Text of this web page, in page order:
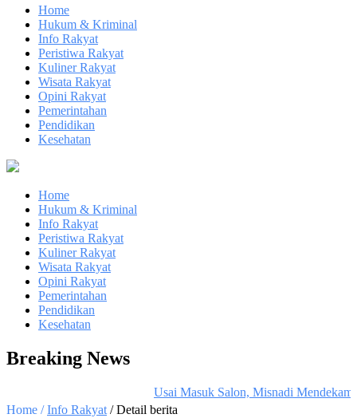
Home
Hukum & Kriminal
Info Rakyat
Peristiwa Rakyat
Kuliner Rakyat
Wisata Rakyat
Opini Rakyat
Pemerintahan
Pendidikan
Kesehatan
Home
Hukum & Kriminal
Info Rakyat
Peristiwa Rakyat
Kuliner Rakyat
Wisata Rakyat
Opini Rakyat
Pemerintahan
Pendidikan
Kesehatan
Breaking News
Usai Masuk Salon, Misnadi Mendekam
Home /Info Rakyat / Detail berita